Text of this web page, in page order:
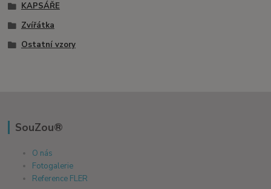
KAPSÁŘE
Zvířátka
Ostatní vzory
SouZou®
O nás
Fotogalerie
Reference FLER